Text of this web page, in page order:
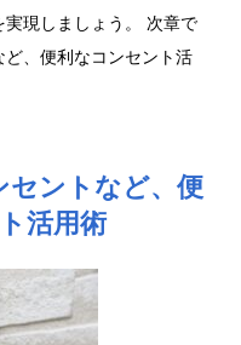
現しましょう。 次章で
、便利なコンセント活
セントなど、便
活用術